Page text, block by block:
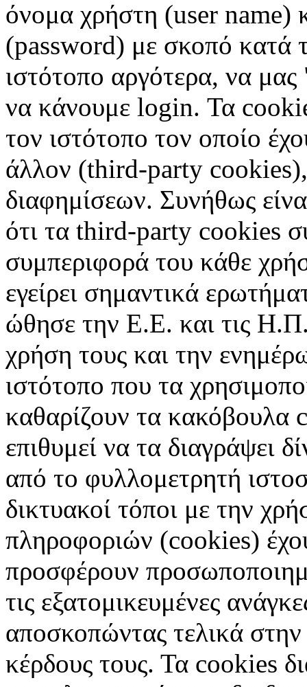
όνομα χρήστη (user name)
(password) με σκοπό κατά
ιστότοπο αργότερα, να μας
να κάνουμε login. Τα
τον ιστότοπο τον οποίο
άλλον (third-party
διαφημίσεων. Συνήθως
ότι τα third-party cookies
συμπεριφορά του κάθε
εγείρει σημαντικά
ώθησε την Ε.Ε. και τις
χρήση τους και την
ιστότοπο που τα
καθαρίζουν τα κακόβουλα
επιθυμεί να τα διαγράψει
από το φυλλομετρητή
δικτυακοί τόποι με την
πληροφοριών (cookies)
προσφέρουν
τις εξατομικευμένες
αποσκοπώντας τελικά
κέρδους τους. Τα cookies